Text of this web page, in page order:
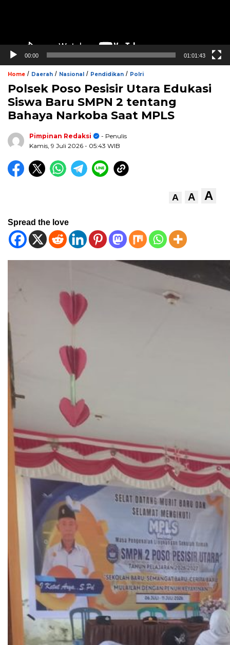
00:00 01:01:43
Home / Daerah / Nasional / Pendidikan / Polri
Polsek Poso Pesisir Utara Edukasi
Siswa Baru SMPN 2 tentang
Bahaya Narkoba Saat MPLS
Pimpinan Redaksi
- Penulis
Kamis, 9 Juli 2026 - 05:43 WIB
A A A
Spread the love